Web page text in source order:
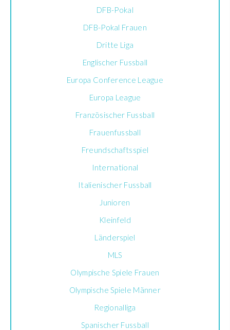
DFB-Pokal
DFB-Pokal Frauen
Dritte Liga
Englischer Fussball
Europa Conference League
Europa League
Französischer Fussball
Frauenfussball
Freundschaftsspiel
International
Italienischer Fussball
Junioren
Kleinfeld
Länderspiel
MLS
Olympische Spiele Frauen
Olympische Spiele Männer
Regionalliga
Spanischer Fussball